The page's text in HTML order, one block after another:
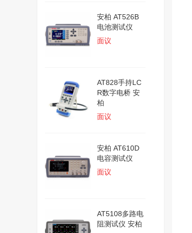
安柏 AT526B
电池测试仪
面议
AT828手持LC
R数字电桥 安
柏
面议
安柏 AT610D
电容测试仪
面议
AT5108多路电
阻测试仪 安柏